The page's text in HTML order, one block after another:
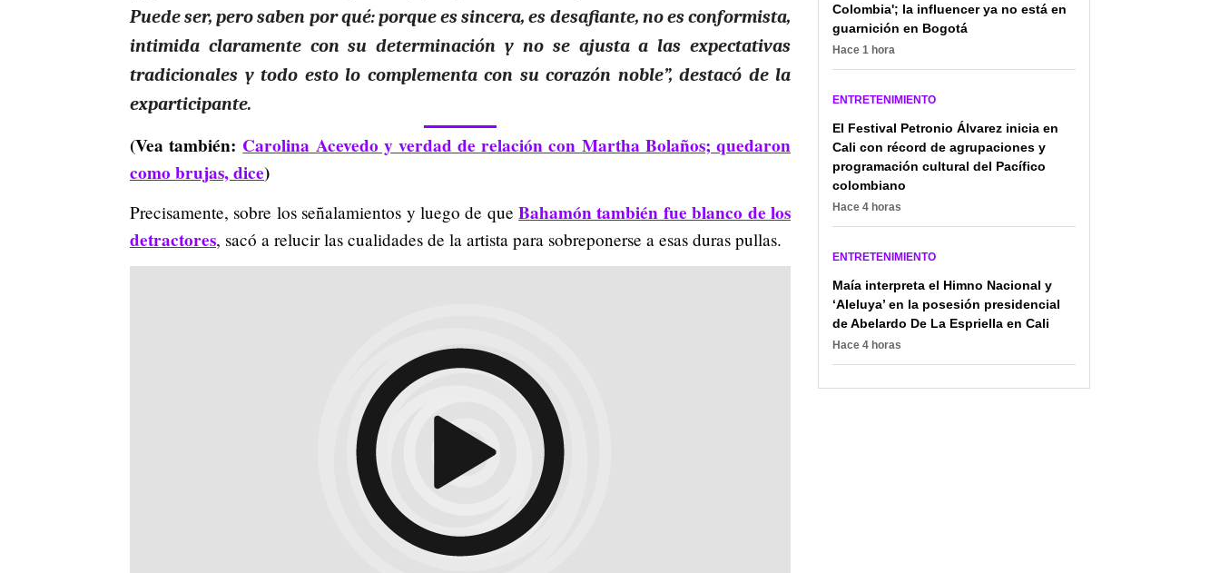
Puede ser, pero saben por qué: porque es sincera, es desafiante, no es conformista,
intimida claramente con su determinación y no se ajusta a las expectativas
tradicionales y todo esto lo complementa con su corazón noble”, destacó de la
exparticipante.
(Vea también: Carolina Acevedo y verdad de relación con Martha Bolaños; quedaron
como brujas, dice)
Precisamente, sobre los señalamientos y luego de queBahamón también fue blanco de los
detractores, sacó a relucir las cualidades de la artista para sobreponerse a esas duras pullas.
Colombia'; la influencer ya no está en
guarnición en Bogotá
Hace 1 hora
ENTRETENIMIENTO
El Festival Petronio Álvarez inicia en
Cali con récord de agrupaciones y
programación cultural del Pacífico
colombiano
Hace 4 horas
ENTRETENIMIENTO
Maía interpreta el Himno Nacional y
‘Aleluya’ en la posesión presidencial
de Abelardo De La Espriella en Cali
Hace 4 horas